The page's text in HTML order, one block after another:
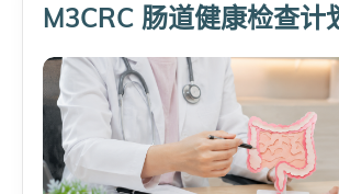
M3CRC 肠道健康检查计